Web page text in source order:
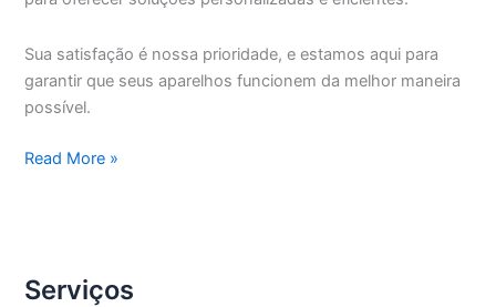
Sua satisfação é nossa prioridade, e estamos aqui para
garantir que seus aparelhos funcionem da melhor maneira
possível.
Americana
Read More »
Serviços